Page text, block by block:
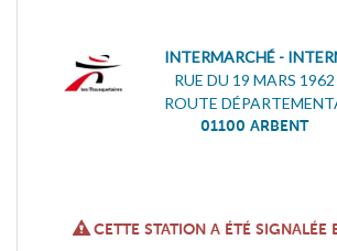
INTERMARCHÉ -
RUE DU 19 MARS 1962
ROUTE
01100 ARBENT
CETTE STATION A ÉTÉ SIGNALÉE